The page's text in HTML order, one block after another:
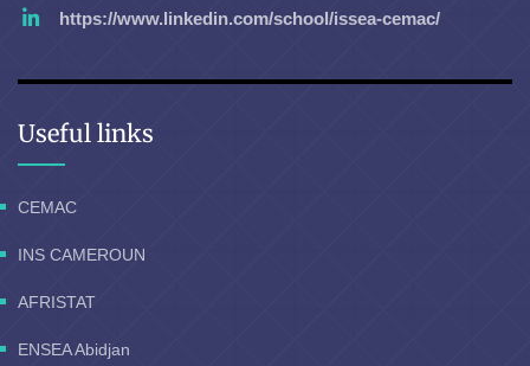
https://www.linkedin.com/school/issea-cemac/
Useful links
CEMAC
INS CAMEROUN
AFRISTAT
ENSEA Abidjan